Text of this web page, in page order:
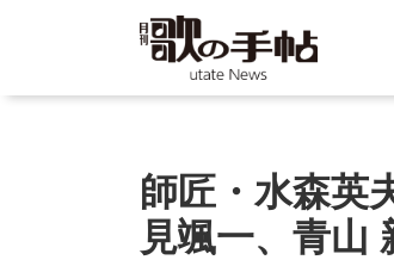
師匠・水森英
見颯一、青山